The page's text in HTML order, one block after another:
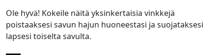
Ole hyvä! Kokeile näitä yksinkertaisia vinkkejä
poistaaksesi savun hajun huoneestasi ja suojataksesi
lapsesi toiselta savulta.